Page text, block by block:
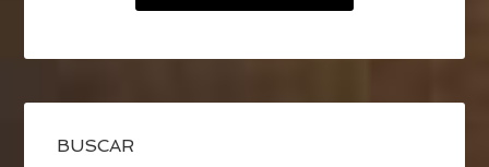
BUSCAR